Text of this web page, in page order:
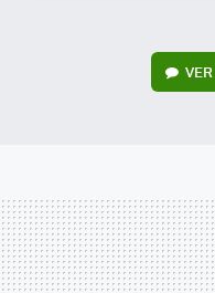
VER